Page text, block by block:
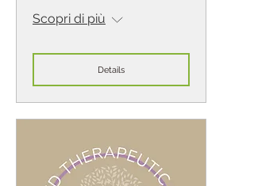
Scopri di più
Details